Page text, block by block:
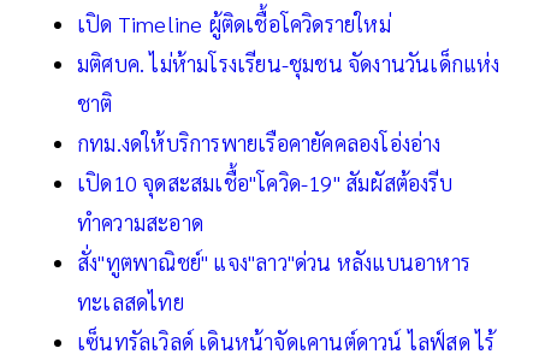
เปิด Timeline ผู้ติดเชื้อโควิดรายใหม่
มติศบค. ไม่ห้ามโรงเรียน-ชุมชน จัดงานวันเด็กแห่ง
ชาติ
กทม.งดให้บริการพายเรือคายัคคลองโอ่งอ่าง
เปิด10 จุดสะสมเชื้อ"โควิด-19" สัมผัสต้องรีบ
ทำความสะอาด
สั่ง"ทูตพาณิชย์" แจง"ลาว"ด่วน หลังแบนอาหาร
ทะเลสดไทย
เซ็นทรัลเวิลด์ เดินหน้าจัดเคานต์ดาวน์ ไลฟ์สด ไร้